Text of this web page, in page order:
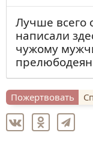
Лучше всего
написали
чужому
Пожертвовать